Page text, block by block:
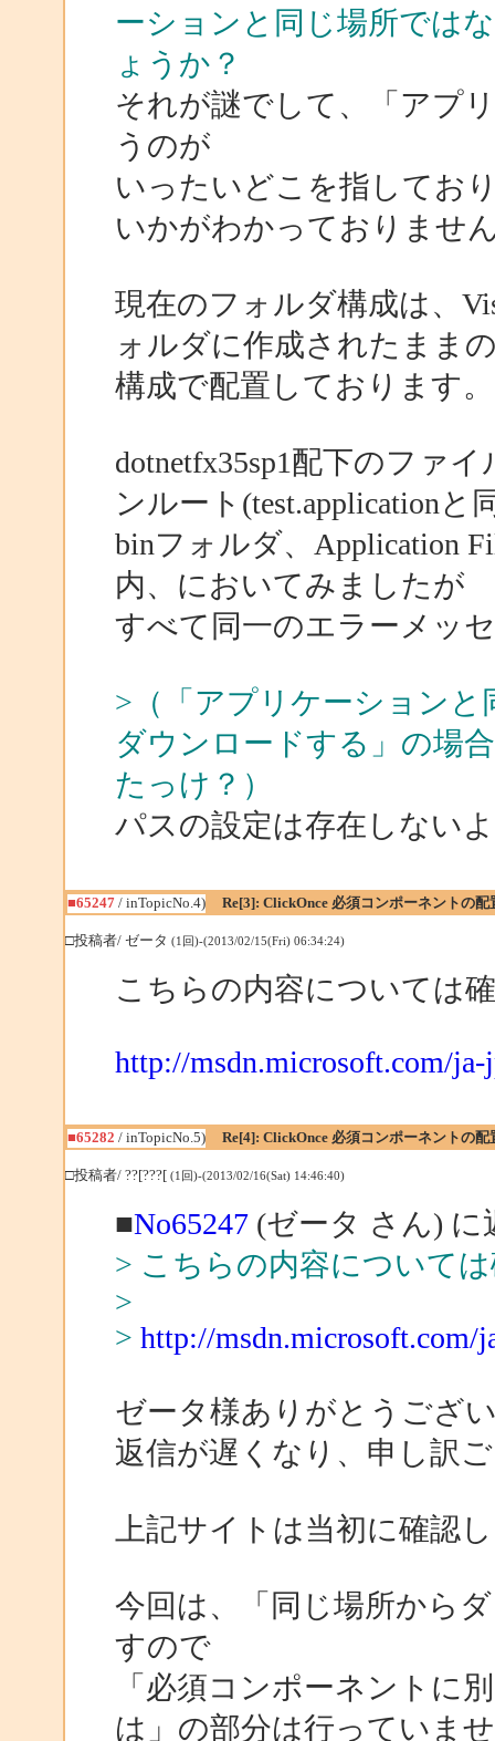
ーションと同じ場所では
ょうか？
それが謎でして、「アプ
うのが
いったいどこを指してお
いかがわかっておりませ
現在のフォルダ構成は、
ォルダに作成されたまま
構成で配置しております。
dotnetfx35sp1配下のファ
ンルート(test.applicationと
binフォルダ、Application
内、においてみましたが
すべて同一のエラーメッ
>（「アプリケーション
ダウンロードする」の場
たっけ？）
パスの設定は存在しない
■65247/ inTopicNo.4) Re[3]: ClickOnce 必須コンポーネントの配
□投稿者/ ゼータ (1回)-(2013/02/15(Fri) 06:34:24)
こちらの内容については
http://msdn.microsoft.com/
■65282 / inTopicNo.5) Re[4]: ClickOnce 必須コンポーネントの配
□投稿者/ ??[???[ (1回)-(2013/02/16(Sat) 14:46:40)
■No65247(ゼータ さん) に
> こちらの内容について
>
> http://msdn.microsoft.com/
ゼータ様ありがとうござ
返信が遅くなり、申し訳
上記サイトは当初に確認
今回は、「同じ場所から
すので
「必須コンポーネントに
は」の部分は行っていま